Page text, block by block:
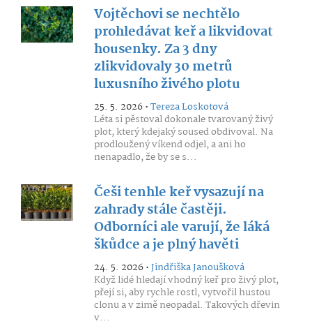
Vojtěchovi se nechtělo
prohledávat keř a likvidovat
housenky. Za 3 dny
zlikvidovaly 30 metrů
luxusního živého plotu
25. 5. 2026 •Tereza Loskotová
Léta si pěstoval dokonale tvarovaný živý
plot, který kdejaký soused obdivoval. Na
prodloužený víkend odjel, a ani ho
nenapadlo, že by se s...
Češi tenhle keř vysazují na
zahrady stále častěji.
Odborníci ale varují, že láká
škůdce a je plný havěti
24. 5. 2026 •Jindřiška Janoušková
Když lidé hledají vhodný keř pro živý plot,
přejí si, aby rychle rostl, vytvořil hustou
clonu a v zimě neopadal. Takových dřevin
v...